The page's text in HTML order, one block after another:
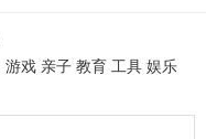
游戏 亲子 教育 工具 娱乐